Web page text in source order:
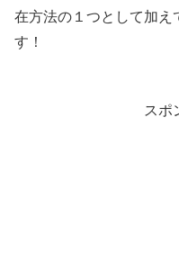
在方法の１つとして加え
す！
スポ